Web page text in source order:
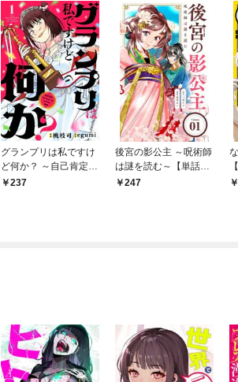
グランプリは私ですけ
ど何か？ ～自己肯定モ
ンスターのミスコン無
237
後宮の影公主 ～呪術師
は謎を読む～【単話】
（１）
247